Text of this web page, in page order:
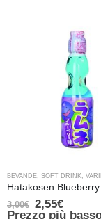
BEVANDE, SOFT DRINK,
3,00€ 2,55€
Prezzo più